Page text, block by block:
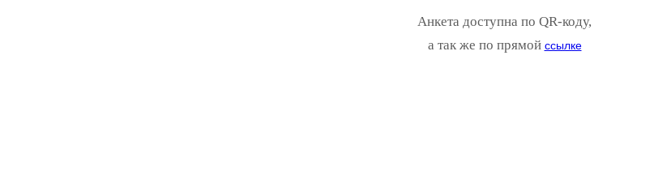
Анкета доступна по QR-коду,
а так же по прямой ссылке